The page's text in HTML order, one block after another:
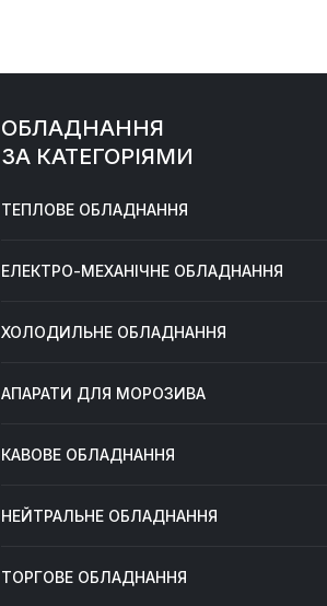
ОБЛАДНАННЯ
ЗА КАТЕГОРІЯМИ
ТЕПЛОВЕ ОБЛАДНАННЯ
ЕЛЕКТРО-МЕХАНІЧНЕ ОБЛАДНАННЯ
ХОЛОДИЛЬНЕ ОБЛАДНАННЯ
АПАРАТИ ДЛЯ МОРОЗИВА
КАВОВЕ ОБЛАДНАННЯ
НЕЙТРАЛЬНЕ ОБЛАДНАННЯ
ТОРГОВЕ ОБЛАДНАННЯ